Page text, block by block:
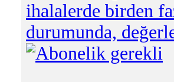
ihalalerde birden
durumunda,